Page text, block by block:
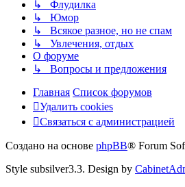
↳ Флудилка
↳ Юмор
↳ Всякое разное, но не спам
↳ Увлечения, отдых
О форуме
↳ Вопросы и предложения
Главная Список форумов
Удалить cookies
Связаться
администрацией
Связаться с администрацией
Создано на основе phpBB® Forum
Style subsilver3.3. Design by